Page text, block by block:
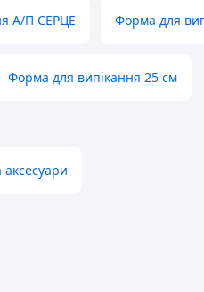
А/П СЕРЦЕ Форма для
Форма для випікання 25 см
аксесуари